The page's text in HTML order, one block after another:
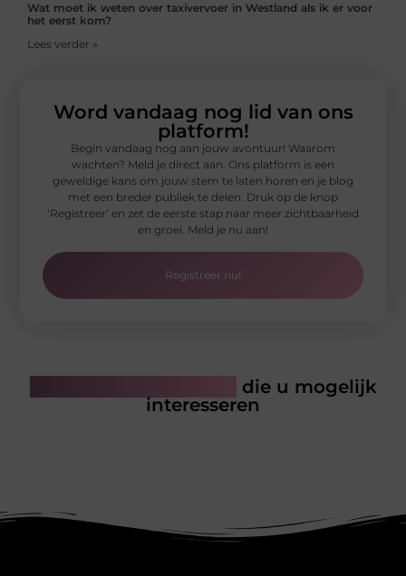
Wat moet ik weten over taxivervoer in Westland als ik er voor
het eerst kom?
Lees verder »
Word vandaag nog lid van ons
platform!
Begin vandaag nog aan jouw avontuur! Waarom
wachten? Meld je direct aan. Ons platform is een
geweldige kans om jouw stem te laten horen en je blog
met een breder publiek te delen. Druk op de knop
‘Registreer’ en zet de eerste stap naar meer zichtbaarheid
en groei. Meld je nu aan!
Registreer nu!
die u mogelijk
interesseren